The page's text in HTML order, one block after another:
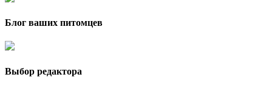
Блог ваших питомцев
Выбор редактора